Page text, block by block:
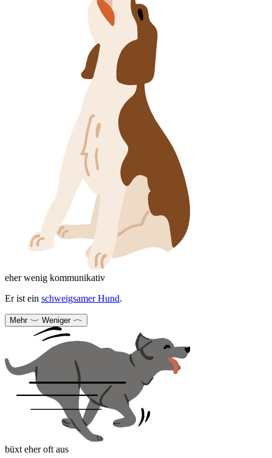
eher wenig kommunikativ
Er ist ein schweigsamer Hund.
Mehr Weniger
büxt eher oft aus